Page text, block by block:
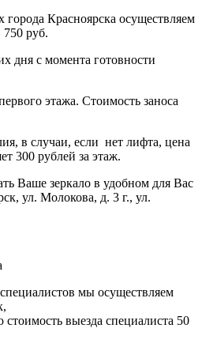
города Красноярска осуществляем
руб.
дня с момента готовности
этажа. Стоимость заноса
в случаи, если нет лифта, цена
300 рублей за этаж.
Ваше зеркало в удобном для Вас
ул. Молокова, д. 3 г., ул.
мы осуществляем
выезда специалиста 50